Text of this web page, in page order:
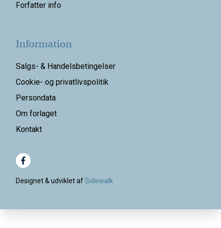
Forfatter info
Information
Salgs- & Handelsbetingelser
Cookie- og privatlivspolitik
Persondata
Om forlaget
Kontakt
Designet & udviklet afSidewalk